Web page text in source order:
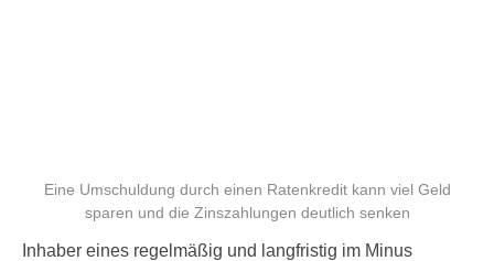
Eine Umschuldung durch einen Ratenkredit kann viel Geld
sparen und die Zinszahlungen deutlich senken
Inhaber eines regelmäßig und langfristig im Minus